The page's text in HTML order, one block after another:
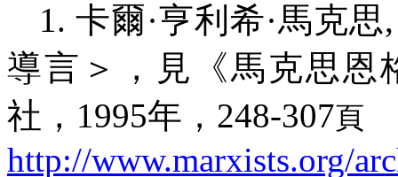
1. 卡爾·亨利希·馬克思
導言＞，見
《馬克思
社， 1995年， 248-307頁
http://www.marxists.org/